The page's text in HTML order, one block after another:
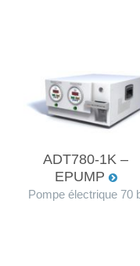
ADT780-1K –
EPUMP
Pompe électrique 70